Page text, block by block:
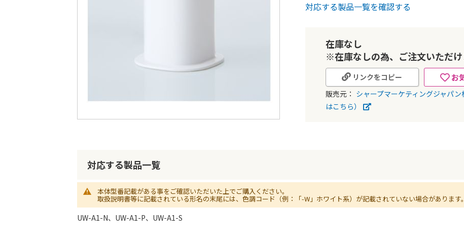
対応する製品一覧を確認する
在庫なし
※在庫なしの為、ご注文いただけ
お
リンクをコピー
販売元： シャープマーケティングジャパ
はこちら）
ャ
ラ
リ
ー
対応する製品一覧
本体型番記載がある事をご確認いただいた上でご購入ください。
取扱説明書等に記載されている形名の末尾には、色調コード（例：「-W」ホワイト系）が記載されていない場合があります。
UW-A1-N、UW-A1-P、UW-A1-S